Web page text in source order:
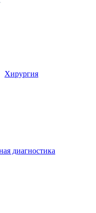
Хирургия
диагностика